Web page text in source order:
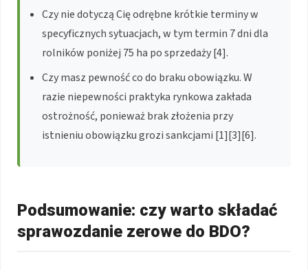
Czy nie dotyczą Cię odrębne krótkie terminy w
specyficznych sytuacjach, w tym termin 7 dni dla
rolników poniżej 75 ha po sprzedaży [4].
Czy masz pewność co do braku obowiązku. W
razie niepewności praktyka rynkowa zakłada
ostrożność, ponieważ brak złożenia przy
istnieniu obowiązku grozi sankcjami [1][3][6].
Podsumowanie: czy warto składać
sprawozdanie zerowe do BDO?